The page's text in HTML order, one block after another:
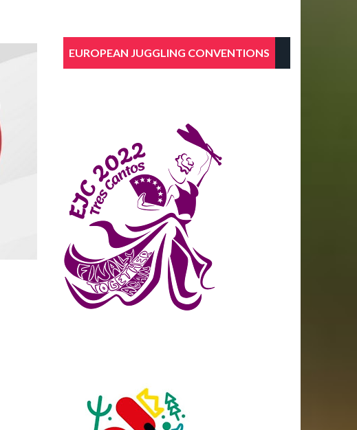
EUROPEAN JUGGLING CONVENTIONS